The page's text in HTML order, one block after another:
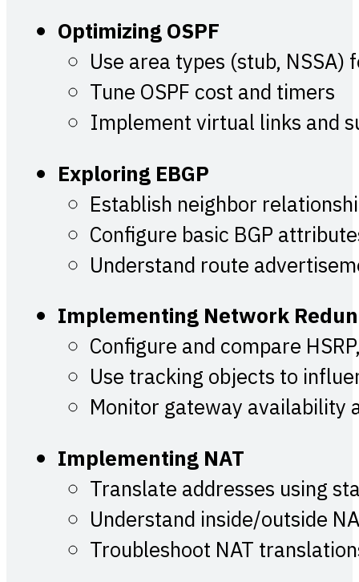
Optimizing OSPF
Use area types (stub, NSSA)
Tune OSPF cost and timers
Implement virtual links and
Exploring EBGP
Establish neighbor
Configure basic BGP
Understand route
Implementing Network
Configure and compare
Use tracking objects to
Monitor gateway availability
Implementing NAT
Translate addresses using
Understand inside/outside
Troubleshoot NAT